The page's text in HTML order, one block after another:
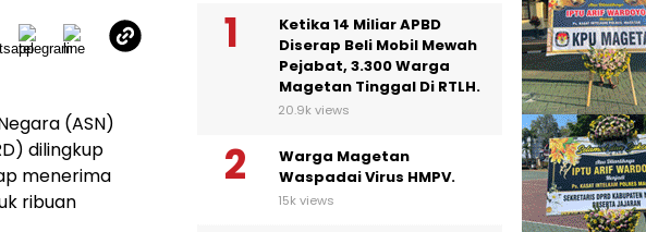
(ASN)
dilingkup
menerima
ribuan
Ketika 14 Miliar APBD
Diserap Beli Mobil Mewah
Pejabat, 3.300 Warga
Magetan Tinggal Di RTLH.
20.9k views
Warga Magetan
Waspadai Virus HMPV.
15k views